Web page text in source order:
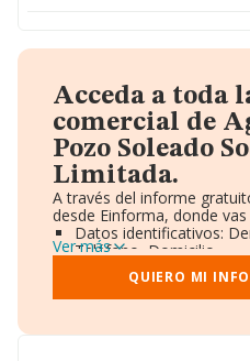
Acceda a toda
comercial de
Pozo Soleado
Limitada.
A través del informe
desde Einforma, donde
Datos identificativos:
Teléfono, Domicilio.
Informe Mercantil
Gráficos de Evolución
Consejo de
Accionistas.
Ver más
QUIERO MI